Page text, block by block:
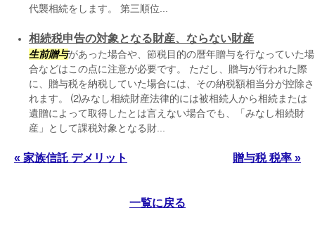
代襲相続をします。 第三順位...
相続税申告の対象となる財産、ならない財産
生前贈与があった場合や、節税目的の暦年贈与を行なっていた場
合などはこの点に注意が必要です。 ただし、贈与が行われた際
に、贈与税を納税していた場合には、その納税額相当分が控除さ
れます。 ⑵みなし相続財産法律的には被相続人から相続または
遺贈によって取得したとは言えない場合でも、「みなし相続財
産」として課税対象となる財...
« 家族信託 デメリット 贈与税 税率 »
一覧に戻る